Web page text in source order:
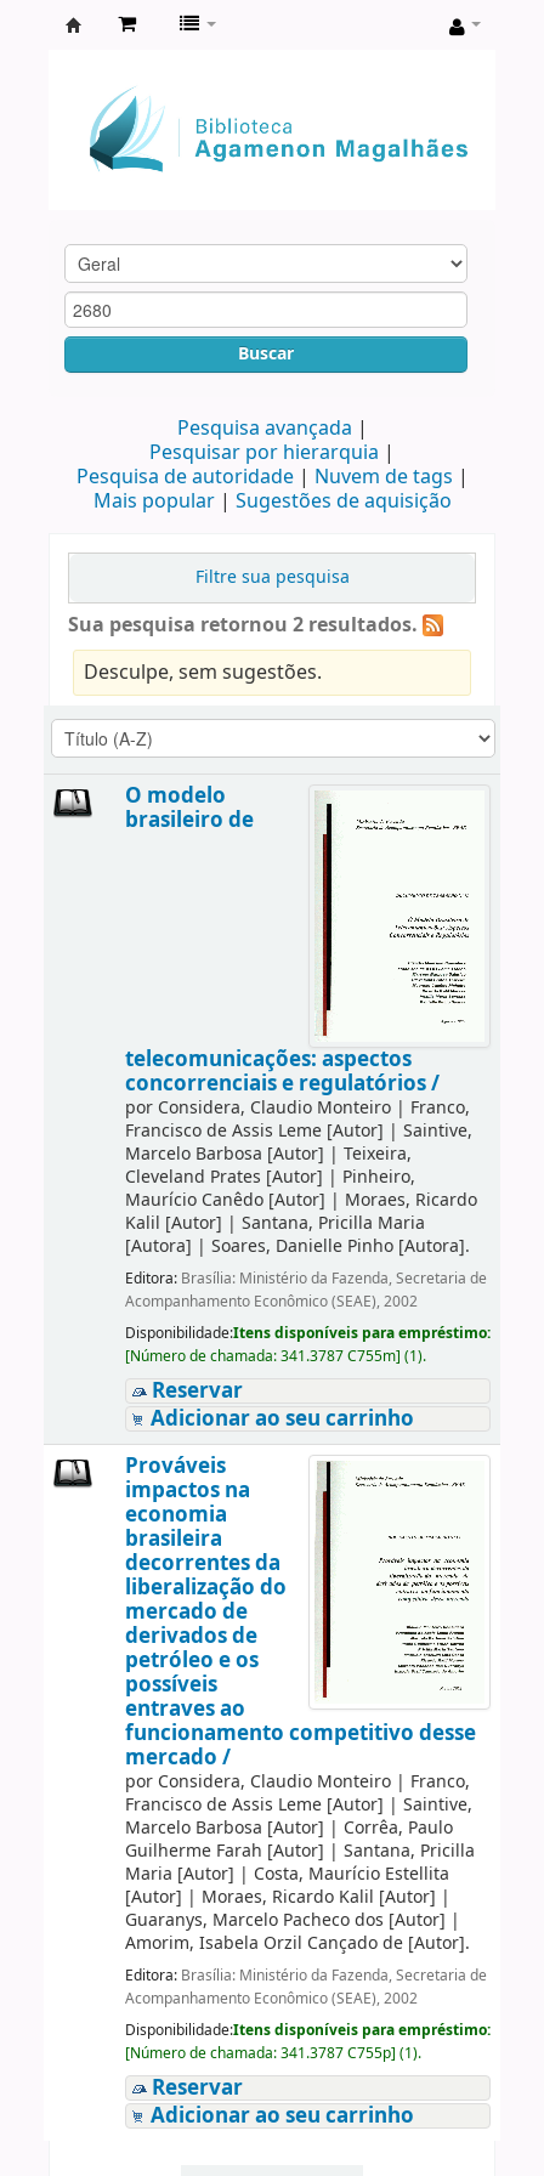
Agamenon
Magalhães
Buscar
Pesquisa avançada
Pesquisar por hierarquia
Pesquisa de autoridade
Nuvem de tags
Mais popular
Sugestões de aquisição
Filtre sua pesquisa
Sua pesquisa retornou 2 resultados.
Desculpe, sem sugestões.
O modelo
brasileiro de
telecomunicações: aspectos
concorrenciais e regulatórios /
por Considera, Claudio Monteiro| Franco,
Francisco de Assis Leme[Autor] | Saintive,
Marcelo Barbosa [Autor] | Teixeira,
Cleveland Prates [Autor] | Pinheiro,
Maurício Canêdo[Autor] | Moraes, Ricardo
Kalil [Autor] | Santana, Pricilla Maria
[Autora] | Soares, Danielle Pinho[Autora].
Editora: Brasília: Ministério da Fazenda, Secretaria de
Acompanhamento Econômico (SEAE), 2002
Disponibilidade:Itens disponíveis para empréstimo:
[Número de chamada:341.3787 C755m] (1).
Reservar
Adicionar ao seu carrinho
Prováveis
impactos na
economia
brasileira
decorrentes da
liberalização do
mercado de
derivados de
petróleo e os
possíveis
entraves ao
funcionamento competitivo desse
mercado /
por Considera, Claudio Monteiro| Franco,
Francisco de Assis Leme[Autor] | Saintive,
Marcelo Barbosa [Autor] | Corrêa, Paulo
Guilherme Farah [Autor] | Santana, Pricilla
Maria [Autor] | Costa, Maurício Estellita
[Autor] | Moraes, Ricardo Kalil [Autor] |
Guaranys, Marcelo Pacheco dos [Autor] |
Amorim, Isabela Orzil Cançado de[Autor].
Editora: Brasília: Ministério da Fazenda, Secretaria de
Acompanhamento Econômico (SEAE), 2002
Disponibilidade:Itens disponíveis para empréstimo:
[Número de chamada:341.3787 C755p] (1).
Reservar
Adicionar ao seu carrinho